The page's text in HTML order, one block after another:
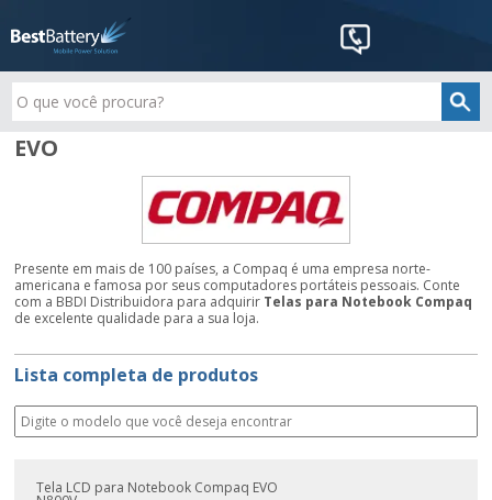
EVO
Presente em mais de 100 países, a Compaq é uma empresa norte-
americana e famosa por seus computadores portáteis pessoais. Conte
com a BBDI Distribuidora para adquirir Telas para Notebook Compaq
de excelente qualidade para a sua loja.
Lista completa de produtos
Tela LCD para Notebook Compaq EVO